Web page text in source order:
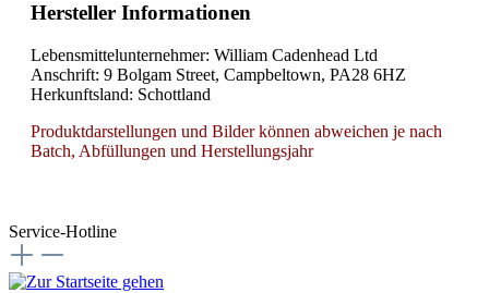
Hersteller Informationen
Lebensmittelunternehmer: William Cadenhead Ltd
Anschrift: 9 Bolgam Street, Campbeltown, PA28 6HZ
Herkunftsland: Schottland
Produktdarstellungen und Bilder können abweichen je nach
Batch, Abfüllungen und Herstellungsjahr
Service-Hotline